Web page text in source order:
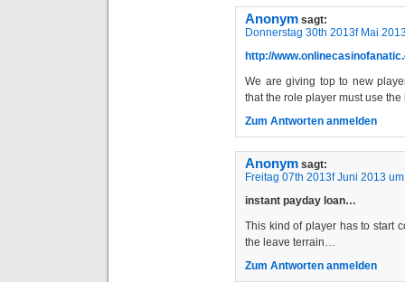
Anonym sagt:
Donnerstag 30th 2013f Mai
http://
We are giving top to new
that the role player must use
Zum Antworten anmelden
Anonym sagt:
Freitag 07th 2013f Juni 2013
instant payday loan…
This kind of player has to start
the leave terrain…
Zum Antworten anmelden